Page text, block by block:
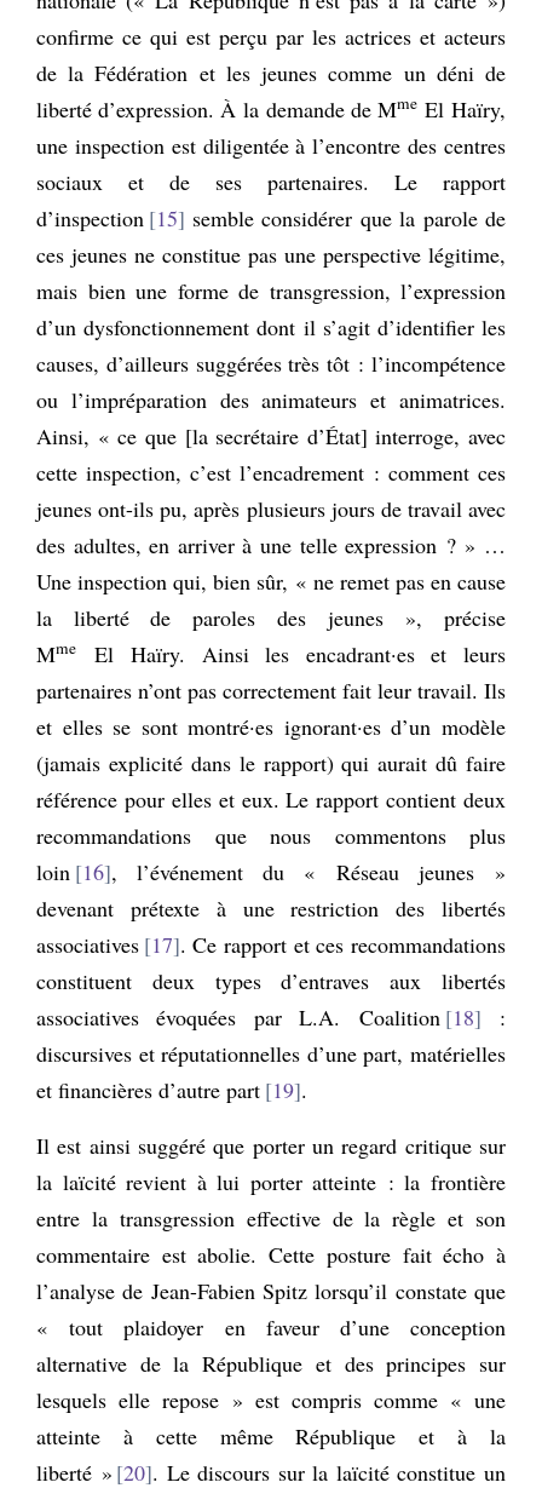
confirme ce qui est perçu par les actrices et acteurs
de la Fédération et les jeunes comme un déni de
liberté d’expression. À la demande de MmeEl Haïry,
une inspection est diligentée à l’encontre des centres
sociaux et de ses partenaires. Le rapport
d’inspection 15 semble considérer que la parole de
ces jeunes ne constitue pas une perspective légitime,
mais bien une forme de transgression, l’expression
d’un dysfonctionnement dont il s’agit d’identifier les
causes, d’ailleurs suggérées très tôt : l’incompétence
ou l’impréparation des animateurs et animatrices.
Ainsi, « ce que [la secrétaire d’État] interroge, avec
cette inspection, c’est l’encadrement : comment ces
jeunes ont-ils pu, après plusieurs jours de travail avec
des adultes, en arriver à une telle expression ? » …
Une inspection qui, bien sûr, « ne remet pas en cause
la liberté de paroles des jeunes », précise
Mme
El Haïry. Ainsi les encadrant·es et leurs
partenaires n’ont pas correctement fait leur travail. Ils
et elles se sont montré·es ignorant·es d’un modèle
(jamais explicité dans le rapport) qui aurait dû faire
référence pour elles et eux. Le rapport contient deux
recommandations que nous commentons plus
loin 16 , l’événement du « Réseau jeunes »
devenant prétexte à une restriction des libertés
associatives 17 . Ce rapport et ces recommandations
constituent deux types d’entraves aux libertés
associatives évoquées par L.A. Coalition 18
:
discursives et réputationnelles d’une part, matérielles
et financières d’autre part 19 .
Il est ainsi suggéré que porter un regard critique sur
la laïcité revient à lui porter atteinte : la frontière
entre la transgression effective de la règle et son
commentaire est abolie. Cette posture fait écho à
l’analyse de Jean-Fabien Spitz lorsqu’il constate que
« tout plaidoyer en faveur d’une conception
alternative de la République et des principes sur
lesquels elle repose » est compris comme « une
atteinte à cette même République et à la
liberté » 20 . Le discours sur la laïcité constitue un